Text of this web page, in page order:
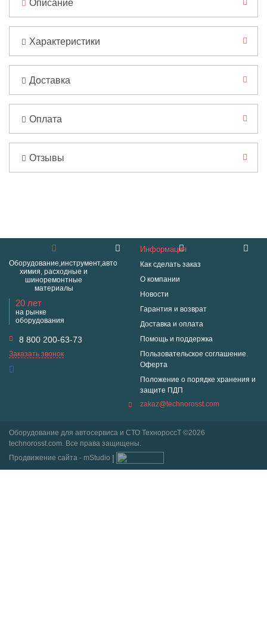
Описание
Характеристики
Доставка
Оплата
Отзывы
Оборудование,инструмент,авто
химия, расходные и
шиноремонтные
материалы
20 лет
на рынке
оборудования
8 800 200-63-73
Заказать звонок
Информация
Как сделать заказ
О компании
Новости
Гарантия и возврат
Доставка и оплата
Помощь и поддержка
Пользовательское соглашение.
Оферта
Положение о порядке хранения и
защите ПДП
zakaz@technorosst.com
Оборудование для автосервиса и СТО ТехнороссТ ©2026
technorosst.com. Все права защищены.
Продвижение сайта - mStudio